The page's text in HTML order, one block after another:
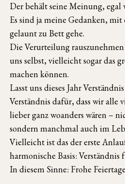
Der behält seine Meinung, egal
Es sind ja meine Gedanken,
gelaunt zu Bett gehe.
Die Verurteilung
uns selbst, vielleicht sogar das
machen können.
Lasst uns dieses Jahr
Verständnis dafür, dass wir alle
lieber ganz woanders wären –
sondern manchmal auch im
Vielleicht ist das der erste
harmonische Basis:
In diesem Sinne: Frohe